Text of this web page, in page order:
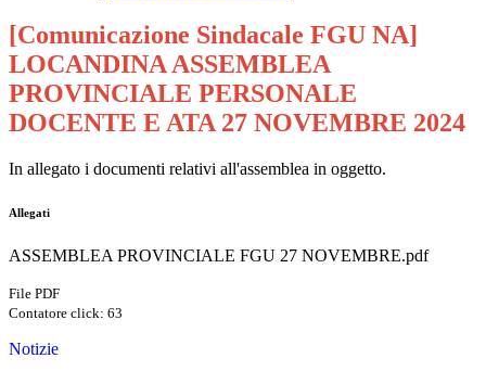
[Comunicazione Sindacale FGU NA]
LOCANDINA ASSEMBLEA
PROVINCIALE PERSONALE
DOCENTE E ATA 27 NOVEMBRE 2024
In allegato i documenti relativi all'assemblea in oggetto.
Allegati
ASSEMBLEA PROVINCIALE FGU 27 NOVEMBRE.pdf
File PDF
Contatore click: 63
Notizie